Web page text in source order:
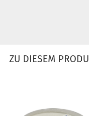
ZU DIESEM